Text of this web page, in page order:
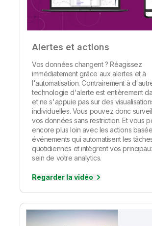
Alertes et actions
Vos données changent ? Réagissez
immédiatement grâce aux alertes et à
l'automatisation. Contrairement à
technologie d'alerte est entièrement
et ne s'appuie pas sur des
individuelles. Vous pouvez donc
vos données sans restriction. Et vous
encore plus loin avec les actions
événements qui automatisent les
quotidiennes et intègrent vos
sein de votre analytics.
Regarder la vidéo